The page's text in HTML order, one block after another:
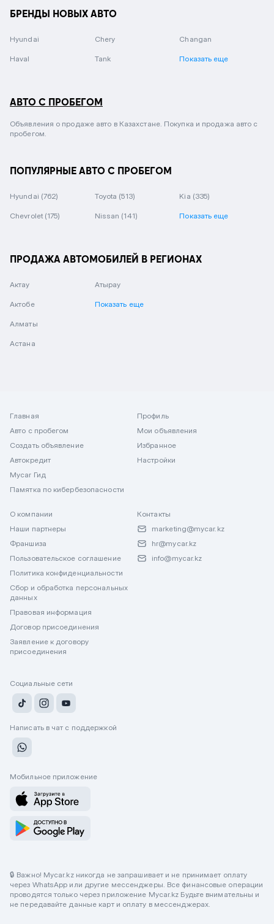
БРЕНДЫ НОВЫХ АВТО
Hyundai Chery Changan
Haval Tank Показать еще
АВТО С ПРОБЕГОМ
Объявления о продаже авто в Казахстане. Покупка и продажа авто с
пробегом.
ПОПУЛЯРНЫЕ АВТО С ПРОБЕГОМ
Hyundai (762) Toyota (513) Kia (335)
Chevrolet (175) Nissan (141) Показать еще
ПРОДАЖА АВТОМОБИЛЕЙ В РЕГИОНАХ
Актау
Актобе
Алматы
Астана
Атырау
Показать еще
Главная
Авто с пробегом
Создать объявление
Автокредит
Mycar Гид
Памятка по кибербезопасности
Профиль
Мои объявления
Избранное
Настройки
О компании
Наши партнеры
Франшиза
Пользовательское соглашение
Политика конфиденциальности
Сбор и обработка персональных
данных
Правовая информация
Договор присоединения
Заявление к договору
присоединения
Контакты
marketing@mycar.kz
hr@mycar.kz
info@mycar.kz
Социальные сети
Написать в чат с поддержкой
Мобильное приложение
🔒 Важно! Mycar.kz никогда не запрашивает и не принимает оплату
через WhatsApp или другие мессенджеры. Все финансовые операции
проводятся только через приложение Mycar.kz Будьте внимательны и
не передавайте данные карт и оплату в мессенджерах.